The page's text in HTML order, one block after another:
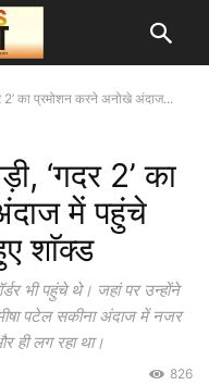
2’ का प्रमोशन करने अनोखे अंदाज...
‘गदर 2’ का
में पहुंचे
शाॅक्ड
भी पहुंचे थे। जहां पर उन्होंने
पटेल सकीना अंदाज में नजर
लग रहा था।
826